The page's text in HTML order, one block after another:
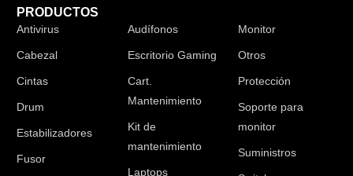
PRODUCTOS
Antivirus
Cabezal
Cintas
Drum
Estabilizadores
Fusor
Audífonos
Escritorio Gaming
Cart.
Mantenimiento
Kit de
mantenimiento
Laptops
Monitor
Otros
Protección
Soporte para
monitor
Suministros